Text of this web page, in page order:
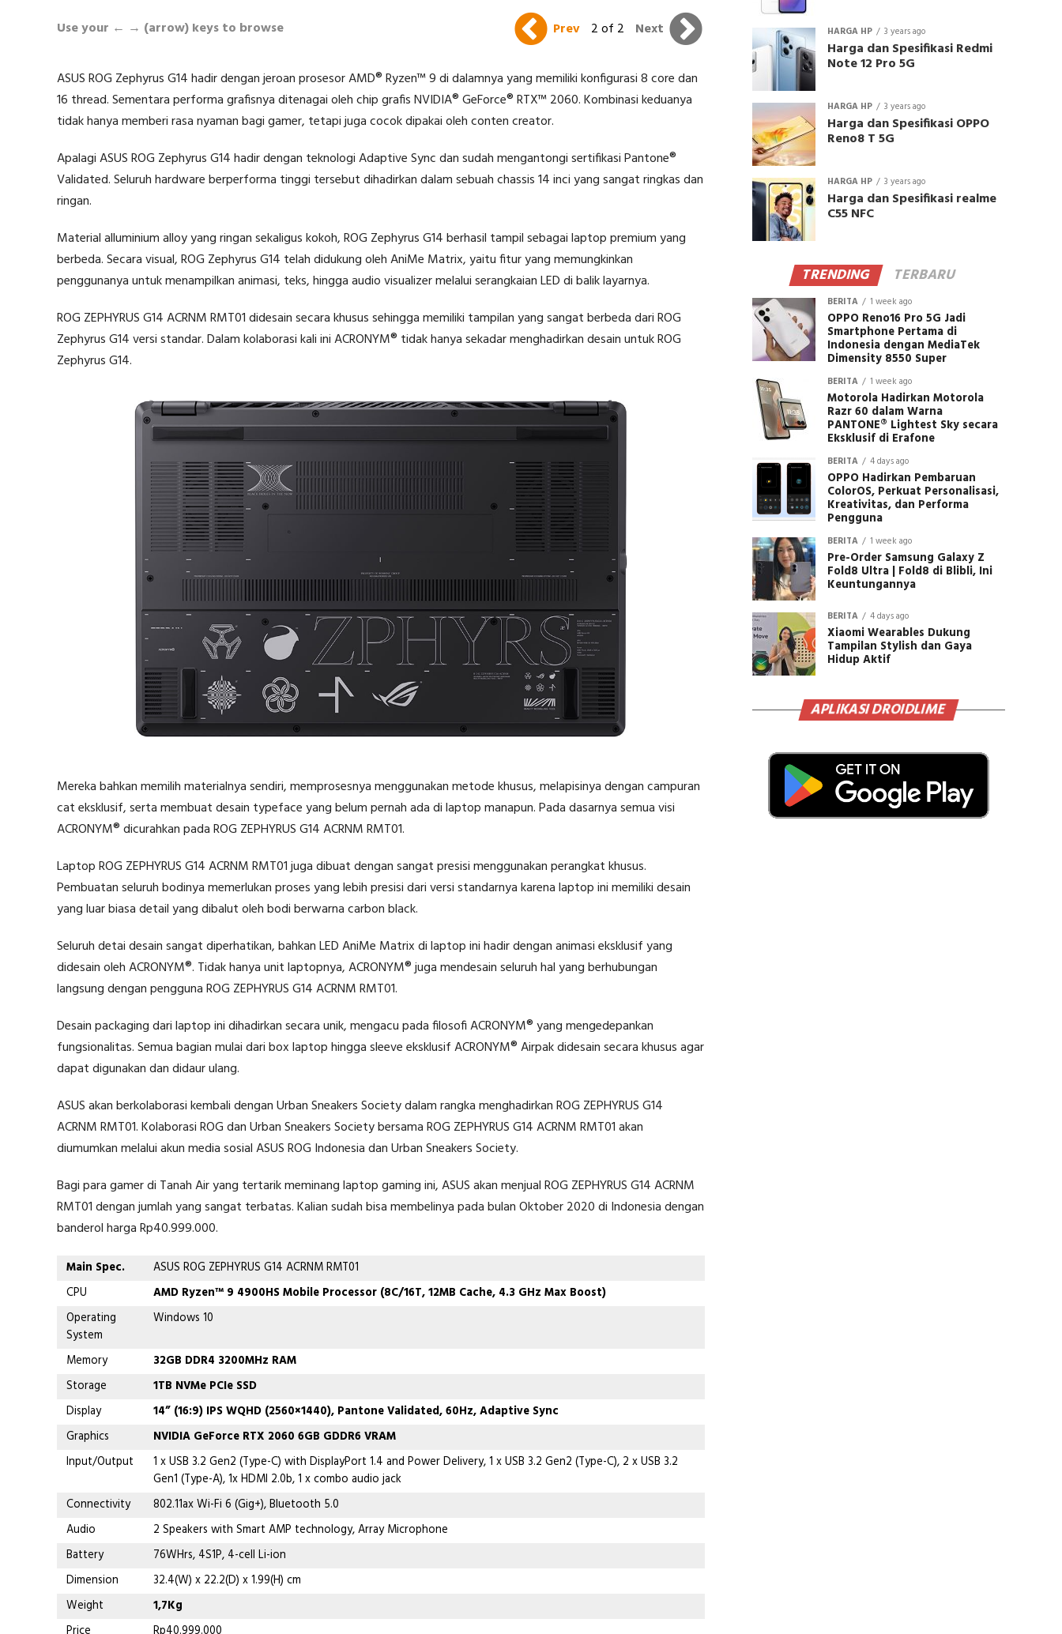
Prev 2 of 2 Next
Use your ← → (arrow) keys to browse
ASUS ROG Zephyrus G14 hadir dengan jeroan prosesor AMD® Ryzen™ 9 di dalamnya yang memiliki konfigurasi 8 core dan
16 thread. Sementara performa grafisnya ditenagai oleh chip grafis NVIDIA® GeForce® RTX™ 2060. Kombinasi keduanya
tidak hanya memberi rasa nyaman bagi gamer, tetapi juga cocok dipakai oleh conten creator.
Apalagi ASUS ROG Zephyrus G14 hadir dengan teknologi Adaptive Sync dan sudah mengantongi sertifikasi Pantone®
Validated. Seluruh hardware berperforma tinggi tersebut dihadirkan dalam sebuah chassis 14 inci yang sangat ringkas dan
ringan.
Material alluminium alloy yang ringan sekaligus kokoh, ROG Zephyrus G14 berhasil tampil sebagai laptop premium yang
berbeda. Secara visual, ROG Zephyrus G14 telah didukung oleh AniMe Matrix, yaitu fitur yang memungkinkan
penggunanya untuk menampilkan animasi, teks, hingga audio visualizer melalui serangkaian LED di balik layarnya.
ROG ZEPHYRUS G14 ACRNM RMT01 didesain secara khusus sehingga memiliki tampilan yang sangat berbeda dari ROG
Zephyrus G14 versi standar. Dalam kolaborasi kali ini ACRONYM® tidak hanya sekadar menghadirkan desain untuk ROG
Zephyrus G14.
Mereka bahkan memilih materialnya sendiri, memprosesnya menggunakan metode khusus, melapisinya dengan campuran
cat eksklusif, serta membuat desain typeface yang belum pernah ada di laptop manapun. Pada dasarnya semua visi
ACRONYM® dicurahkan pada ROG ZEPHYRUS G14 ACRNM RMT01.
Laptop ROG ZEPHYRUS G14 ACRNM RMT01 juga dibuat dengan sangat presisi menggunakan perangkat khusus.
Pembuatan seluruh bodinya memerlukan proses yang lebih presisi dari versi standarnya karena laptop ini memiliki desain
yang luar biasa detail yang dibalut oleh bodi berwarna carbon black.
Seluruh detai desain sangat diperhatikan, bahkan LED AniMe Matrix di laptop ini hadir dengan animasi eksklusif yang
didesain oleh ACRONYM®. Tidak hanya unit laptopnya, ACRONYM® juga mendesain seluruh hal yang berhubungan
langsung dengan pengguna ROG ZEPHYRUS G14 ACRNM RMT01.
Desain packaging dari laptop ini dihadirkan secara unik, mengacu pada filosofi ACRONYM® yang mengedepankan
fungsionalitas. Semua bagian mulai dari box laptop hingga sleeve eksklusif ACRONYM® Airpak didesain secara khusus agar
dapat digunakan dan didaur ulang.
ASUS akan berkolaborasi kembali dengan Urban Sneakers Society dalam rangka menghadirkan ROG ZEPHYRUS G14
ACRNM RMT01. Kolaborasi ROG dan Urban Sneakers Society bersama ROG ZEPHYRUS G14 ACRNM RMT01 akan
diumumkan melalui akun media sosial ASUS ROG Indonesia dan Urban Sneakers Society.
Bagi para gamer di Tanah Air yang tertarik meminang laptop gaming ini, ASUS akan menjual ROG ZEPHYRUS G14 ACRNM
RMT01 dengan jumlah yang sangat terbatas. Kalian sudah bisa membelinya pada bulan Oktober 2020 di Indonesia dengan
banderol harga Rp40.999.000.
Main Spec.
ASUS ROG ZEPHYRUS G14 ACRNM RMT01
CPU
AMD Ryzen™ 9 4900HS Mobile Processor (8C/16T, 12MB Cache, 4.3 GHz Max Boost)
Operating
System
Windows 10
Memory
32GB DDR4 3200MHz RAM
Storage
1TB NVMe PCIe SSD
Display
14” (16:9) IPS WQHD (2560×1440), Pantone Validated, 60Hz, Adaptive Sync
Graphics
NVIDIA GeForce RTX 2060 6GB GDDR6 VRAM
Input/Output
1 x USB 3.2 Gen2 (Type-C) with DisplayPort 1.4 and Power Delivery, 1 x USB 3.2 Gen2 (Type-C), 2 x USB 3.2
Gen1 (Type-A), 1x HDMI 2.0b, 1 x combo audio jack
Connectivity
802.11ax Wi-Fi 6 (Gig+), Bluetooth 5.0
Audio
2 Speakers with Smart AMP technology, Array Microphone
Battery
76WHrs, 4S1P, 4-cell Li-ion
Dimension
32.4(W) x 22.2(D) x 1.99(H) cm
Weight
1,7Kg
HARGA HP 3 years ago
Harga dan Spesifikasi Redmi
Note 12 Pro 5G
HARGA HP 3 years ago
Harga dan Spesifikasi OPPO
Reno8 T 5G
HARGA HP 3 years ago
Harga dan Spesifikasi realme
C55 NFC
TRENDING TERBARU
BERITA 1 week ago
OPPO Reno16 Pro 5G Jadi
Smartphone Pertama di
Indonesia dengan MediaTek
Dimensity 8550 Super
BERITA 1 week ago
Motorola Hadirkan Motorola
Razr 60 dalam Warna
PANTONE® Lightest Sky secara
Eksklusif di Erafone
BERITA 4 days ago
OPPO Hadirkan Pembaruan
ColorOS, Perkuat Personalisasi,
Kreativitas, dan Performa
Pengguna
BERITA 1 week ago
Pre-Order Samsung Galaxy Z
Fold8 Ultra | Fold8 di Blibli, Ini
Keuntungannya
BERITA 4 days ago
Xiaomi Wearables Dukung
Tampilan Stylish dan Gaya
Hidup Aktif
APLIKASI DROIDLIME